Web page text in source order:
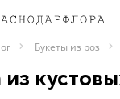
Букеты из роз